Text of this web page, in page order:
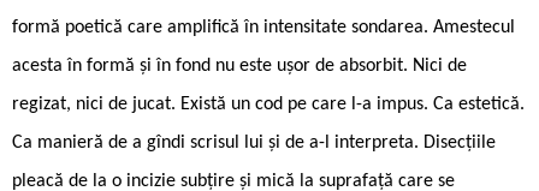
formă poetică care amplifică în intensitate sondarea. Amestecul
acesta în formă și în fond nu este ușor de absorbit. Nici de
regizat, nici de jucat. Există un cod pe care l-a impus. Ca estetică.
Ca manieră de a gîndi scrisul lui și de a-l interpreta. Disecțiile
pleacă de la o incizie subțire și mică la suprafață care se